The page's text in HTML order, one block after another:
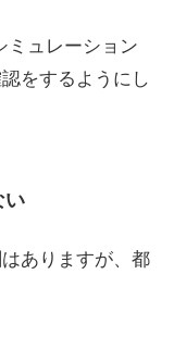
ミュレーション
をするようにし
い
ありますが、 都